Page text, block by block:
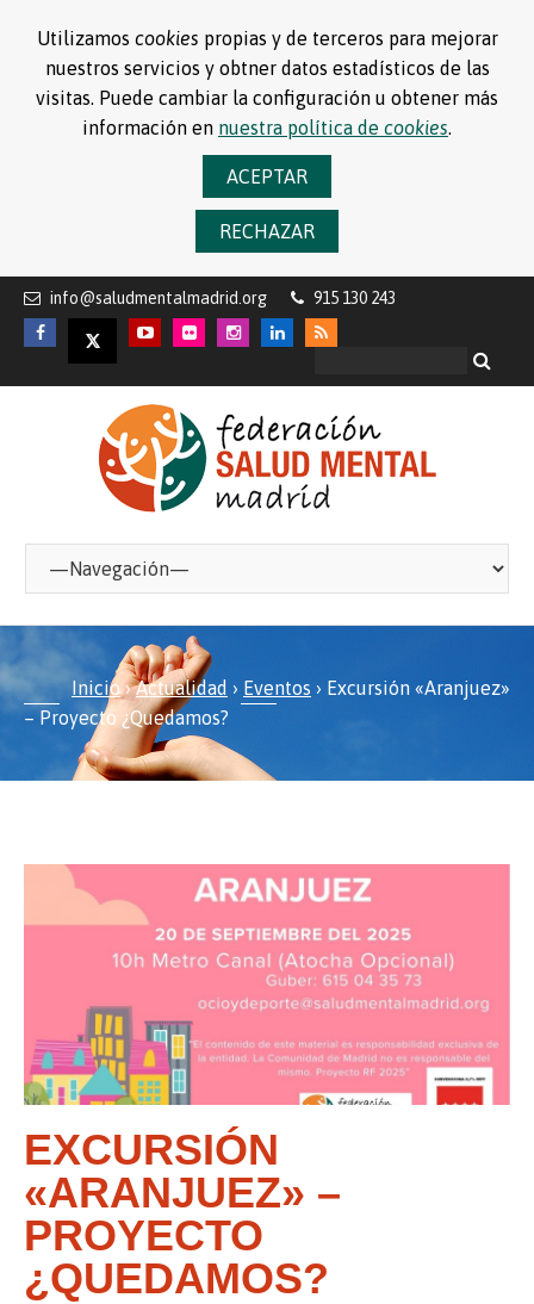
Utilizamos cookies propias y de terceros para mejorar
nuestros servicios y obtner datos estadísticos de las
visitas. Puede cambiar la configuración u obtener más
información en nuestra política de cookies.
ACEPTAR
RECHAZAR
info@saludmentalmadrid.org 915 130 243
Inicio›Actualidad › Eventos › Excursión «Aranjuez»
– Proyecto ¿Quedamos?
EXCURSIÓN
«ARANJUEZ» –
PROYECTO
¿QUEDAMOS?